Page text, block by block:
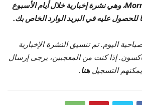
هذه هي Morning Rundown، وهي نشرة إخبارية خلال أيام الأسبوع
للحصول عليه في البريد الوارد الخاص بك.
اليوم. تم تنسيق النشرة الإخبارية
إذا كنت من المعجبين، يرجى إرسال
التسجيل هنا.